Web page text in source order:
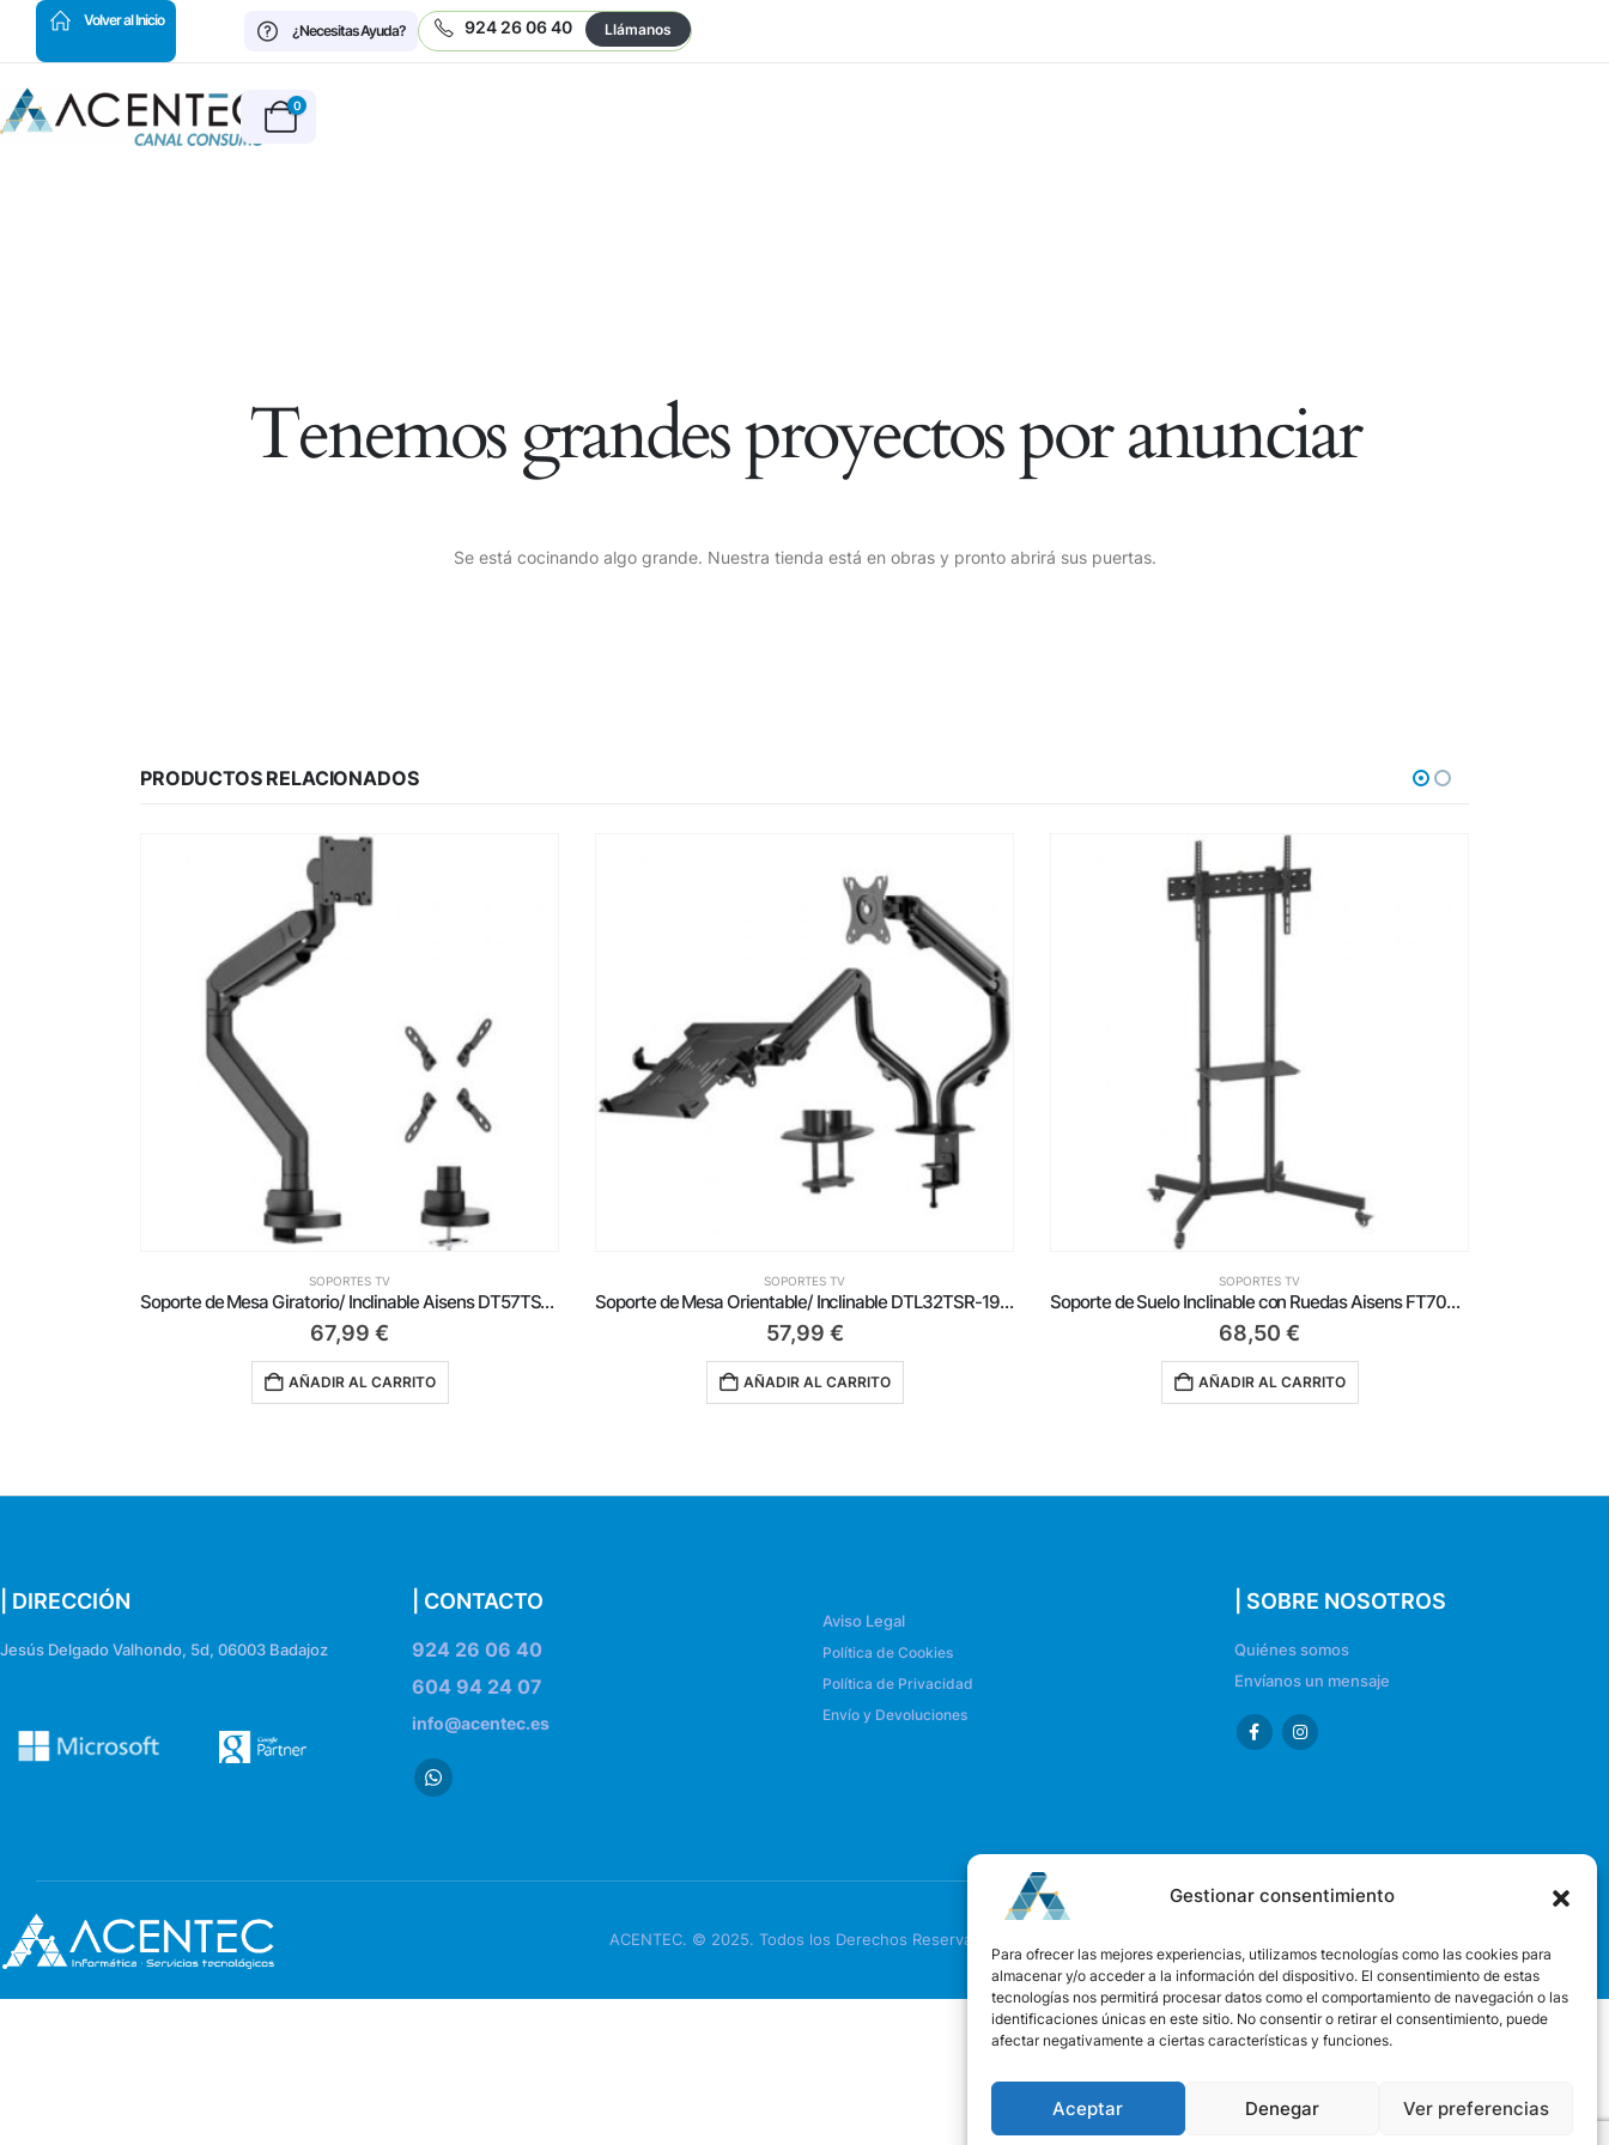
Gestionar consentimiento
Para ofrecer las mejores experiencias, utilizamos tecnologías como las cookies para
almacenar y/o acceder a la información del dispositivo. El consentimiento de estas
tecnologías nos permitirá procesar datos como el comportamiento de navegación o las
identificaciones únicas en este sitio. No consentir o retirar el consentimiento, puede
afectar negativamente a ciertas características y funciones.
Aceptar Denegar Ver preferencias
Volver al Inicio
¿Necesitas Ayuda?
924 26 06 40 Llámanos
0
Tenemos grandes proyectos por anunciar
Se está cocinando algo grande. Nuestra tienda está en obras y pronto abrirá sus puertas.
PRODUCTOS RELACIONADOS
SOPORTES TV
Soporte de Mesa Giratorio/ Inclinable Aisens DT57TSR-307 para TV de 24-57’/ hasta 27kg
67,99 €
AÑADIR AL CARRITO
SOPORTES TV
Soporte de Mesa Orientable/ Inclinable DTL32TSR-195 para TV y Portátil de 17-32′
57,99 €
AÑADIR AL CARRITO
SOPORTES TV
Soporte de Suelo Inclinable con Ruedas Aisens FT70TE-333 para TV 37′-70’/ hasta 45kg
68,50 €
AÑADIR AL CARRITO
| DIRECCIÓN
Jesús Delgado Valhondo, 5d, 06003 Badajoz
| CONTACTO
924 26 06 40
604 94 24 07
info@acentec.es
Aviso Legal
Política de Cookies
Política de Privacidad
Envío y Devoluciones
| SOBRE NOSOTROS
Quiénes somos
Envíanos un mensaje
ACENTEC. © 2025. Todos los Derechos Reservados